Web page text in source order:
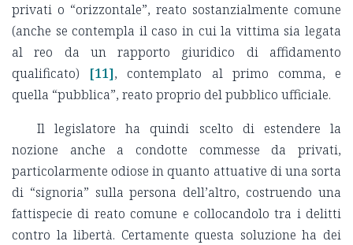
privati o “orizzontale”, reato sostanzialmente comune
(anche se contempla il caso in cui la vittima sia legata
al reo da un rapporto giuridico di affidamento
qualificato)
[11], contemplato al primo comma, e
quella “pubblica”, reato proprio del pubblico ufficiale.
Il legislatore ha quindi scelto di estendere la
nozione anche a condotte commesse da privati,
particolarmente odiose in quanto attuative di una sorta
di “signoria” sulla persona dell’altro, costruendo una
fattispecie di reato comune e collocandolo tra i delitti
contro la libertà. Certamente questa soluzione ha dei